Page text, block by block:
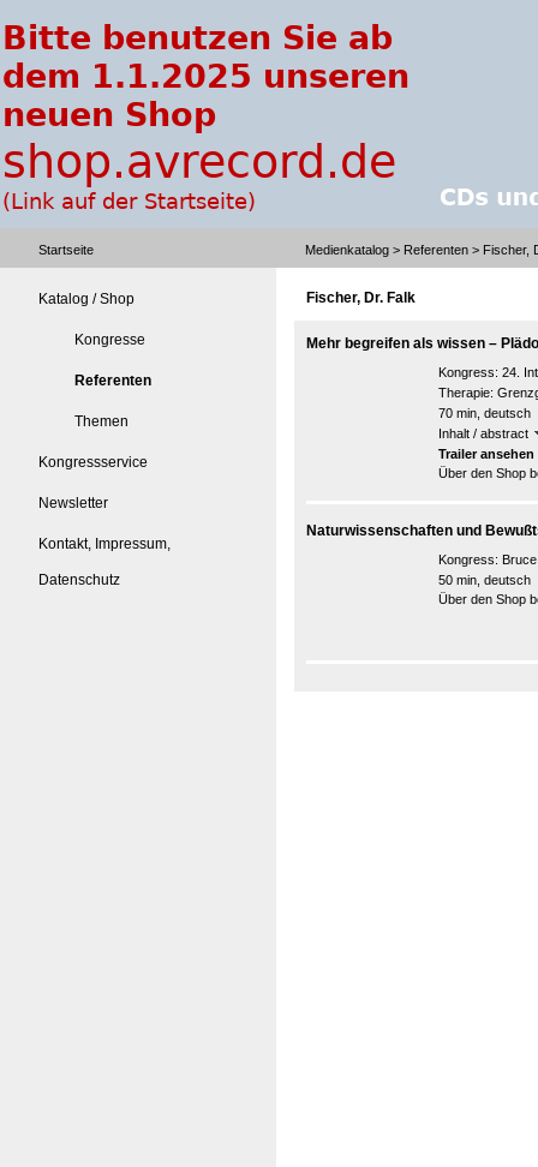
Startseite Medienkatalog > Referenten > Fischer,
Katalog / Shop
Kongresse
Referenten
Themen
Kongressservice
Newsletter
Kontakt, Impressum,
Datenschutz
Fischer, Dr. Falk
Mehr begreifen als wissen –
Kongress: 24.
Therapie:
70 min, deutsch
Inhalt / abstract
Trailer ansehen
Über den Shop
Naturwissenschaften und
Kongress:
50 min, deutsch
Über den Shop